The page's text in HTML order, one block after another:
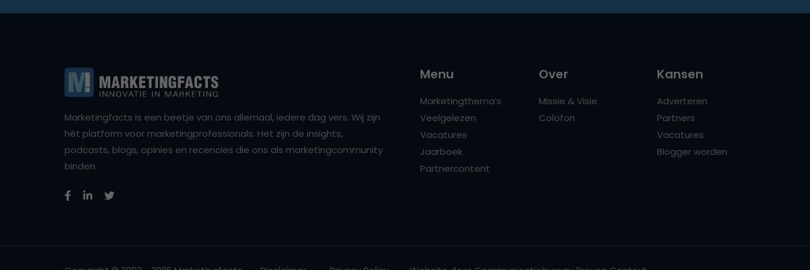
Marketingfacts is een beetje van ons allemaal, iedere dag vers. Wij zijn
hét platform voor marketingprofessionals. Het zijn de insights,
podcasts, blogs, opinies en recencies die ons als marketingcommunity
binden.
Menu
Marketingthema’s
Veelgelezen
Vacatures
Jaarboek
Partnercontent
Over
Missie & Visie
Colofon
Kansen
Adverteren
Partners
Vacatures
Blogger worden